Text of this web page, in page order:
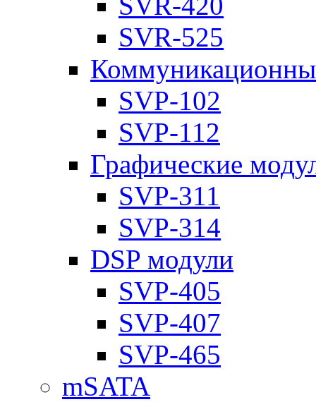
SVR-525
SVP-102
SVP-112
Графические
SVP-311
SVP-314
DSP модули
SVP-405
SVP-407
SVP-465
mSATA